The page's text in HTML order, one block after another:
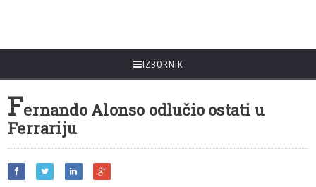
IZBORNIK
Fernando Alonso odlučio ostati u
Ferrariju